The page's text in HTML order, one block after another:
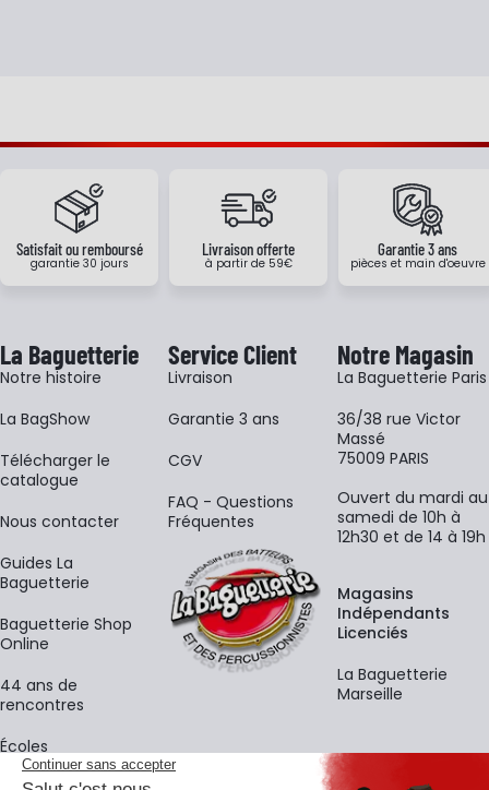
Satisfait ou remboursé
garantie 30 jours
Livraison offerte
à partir de 59€
Garantie 3 ans
pièces et main d'oeuvre
La Baguetterie
Notre histoire
La BagShow
​Télécharger le
catalogue
Nous contacter
Guides La
Baguetterie
Baguetterie Shop
Online
44 ans de
rencontres
Écoles
Service Client
Livraison
Garantie 3 ans
CGV
FAQ - Questions
Fréquentes
Notre Magasin
La Baguetterie Paris
36/38 rue Victor
Massé
75009 PARIS
Ouvert du mardi au
samedi de 10h à
12h30 et de 14 à 19h
Magasins
Indépendants
Licenciés
La Baguetterie
Marseille